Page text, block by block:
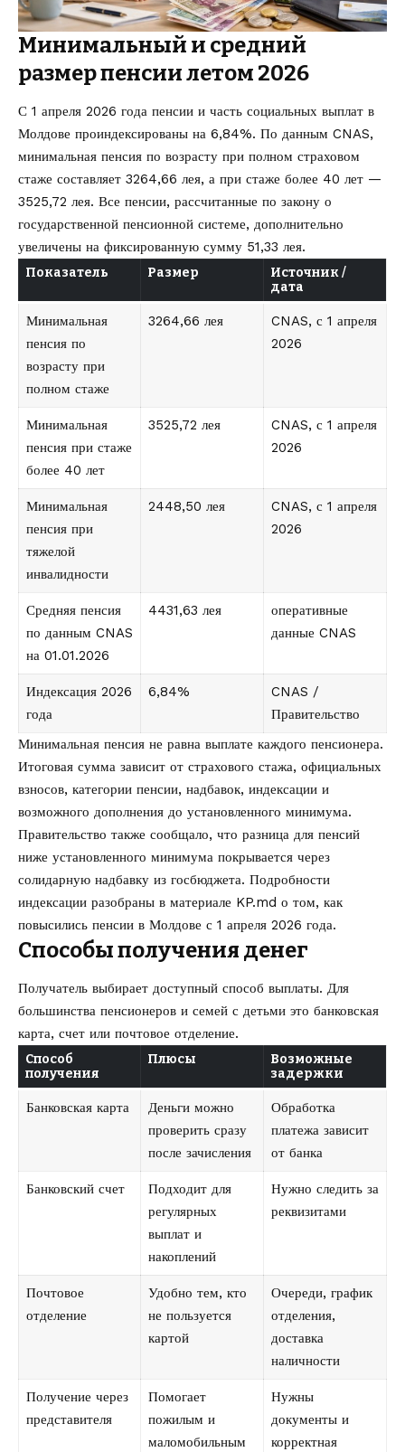
Минимальный и средний
размер пенсии летом 2026
С 1 апреля 2026 года пенсии и часть социальных выплат в
Молдове проиндексированы на 6,84%. По данным CNAS,
минимальная пенсия по возрасту при полном страховом
стаже составляет 3264,66 лея, а при стаже более 40 лет —
3525,72 лея. Все пенсии, рассчитанные по закону о
государственной пенсионной системе, дополнительно
увеличены на фиксированную сумму 51,33 лея.
Показатель Размер
Источник /
дата
Минимальная
пенсия по
возрасту при
полном стаже
3264,66 лея
CNAS, с 1 апреля
2026
Минимальная
пенсия при стаже
более 40 лет
3525,72 лея
CNAS, с 1 апреля
2026
Минимальная
пенсия при
тяжелой
инвалидности
2448,50 лея
CNAS, с 1 апреля
2026
Средняя пенсия
по данным CNAS
на 01.01.2026
4431,63 лея
оперативные
данные CNAS
Индексация 2026
года
6,84%
CNAS /
Правительство
Минимальная пенсия не равна выплате каждого пенсионера.
Итоговая сумма зависит от страхового стажа, официальных
взносов, категории пенсии, надбавок, индексации и
возможного дополнения до установленного минимума.
Правительство также сообщало, что разница для пенсий
ниже установленного минимума покрывается через
солидарную надбавку из госбюджета. Подробности
индексации разобраны в материале KP.md о том, как
повысились пенсии в Молдове с 1 апреля 2026 года.
Способы получения денег
Получатель выбирает доступный способ выплаты. Для
большинства пенсионеров и семей с детьми это банковская
карта, счет или почтовое отделение.
Способ
получения
Плюсы
Возможные
задержки
Банковская карта
Деньги можно
проверить сразу
после зачисления
Обработка
платежа зависит
от банка
Банковский счет
Подходит для
регулярных
выплат и
накоплений
Нужно следить за
реквизитами
Почтовое
отделение
Удобно тем, кто
не пользуется
картой
Очереди, график
отделения,
доставка
наличности
Получение через
представителя
Помогает
пожилым и
маломобильным
Нужны
документы и
корректная